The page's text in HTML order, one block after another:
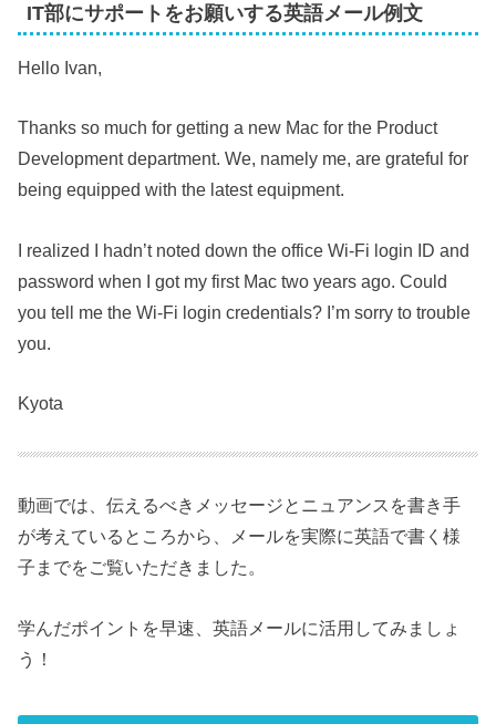
IT部にサポートをお願いする英語メール例文
Hello Ivan,
Thanks so much for getting a new Mac for the Product
Development department. We, namely me, are grateful for
being equipped with the latest equipment.
I realized I hadn’t noted down the office Wi-Fi login ID and
password when I got my first Mac two years ago. Could
you tell me the Wi-Fi login credentials? I’m sorry to trouble
you.
Kyota
動画では、伝えるべきメッセージとニュアンスを書き手
が考えているところから、メールを実際に英語で書く様
子までをご覧いただきました。
学んだポイントを早速、英語メールに活用してみましょ
う！